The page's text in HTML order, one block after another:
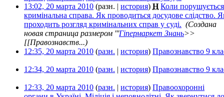
13:02, 20 марта 2010 (разн. | история) Н Коли порушується
кримінальна справа. Як проводиться досудове слідство.
проходить розгляд кримінальних справ у суді. (Создана
новая страница размером '''Гіпермаркет Знань>>
[[Правознавств...)
12:35, 20 марта 2010 (разн. | история) Правознавство 9
12:34, 20 марта 2010 (разн. | история) Правознавство 9
12:33, 20 марта 2010 (разн. | история) Правоохоронні